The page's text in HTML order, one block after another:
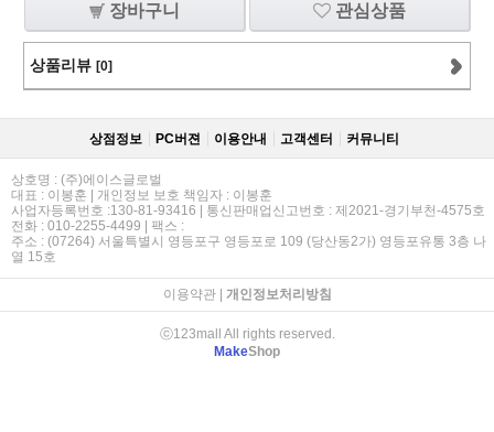
장바구니 관심상품
상품리뷰 [0]
상점정보 PC버젼 이용안내 고객센터 커뮤니티
상호명 : (주)에이스글로벌
대표 : 이봉훈 | 개인정보 보호 책임자 : 이봉훈
사업자등록번호 :130-81-93416 | 통신판매업신고번호 : 제2021-경기부천-4575호
전화 : 010-2255-4499 | 팩스 :
주소 : (07264) 서울특별시 영등포구 영등포로 109 (당산동2가) 영등포유통 3층 나
열 15호
이용약관| 개인정보처리방침
ⓒ123mall All rights reserved.
MakeShop